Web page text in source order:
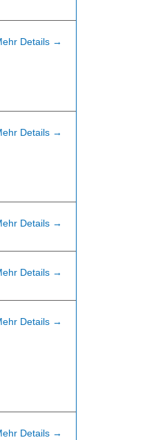
Details
Details
Details
Details
Details
Details